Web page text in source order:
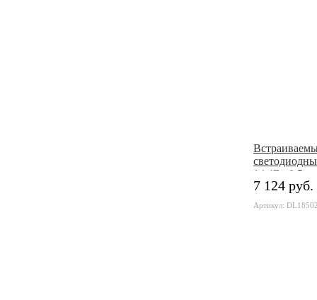
14,4Вт 0,5м
7 124 руб.
Артикул: